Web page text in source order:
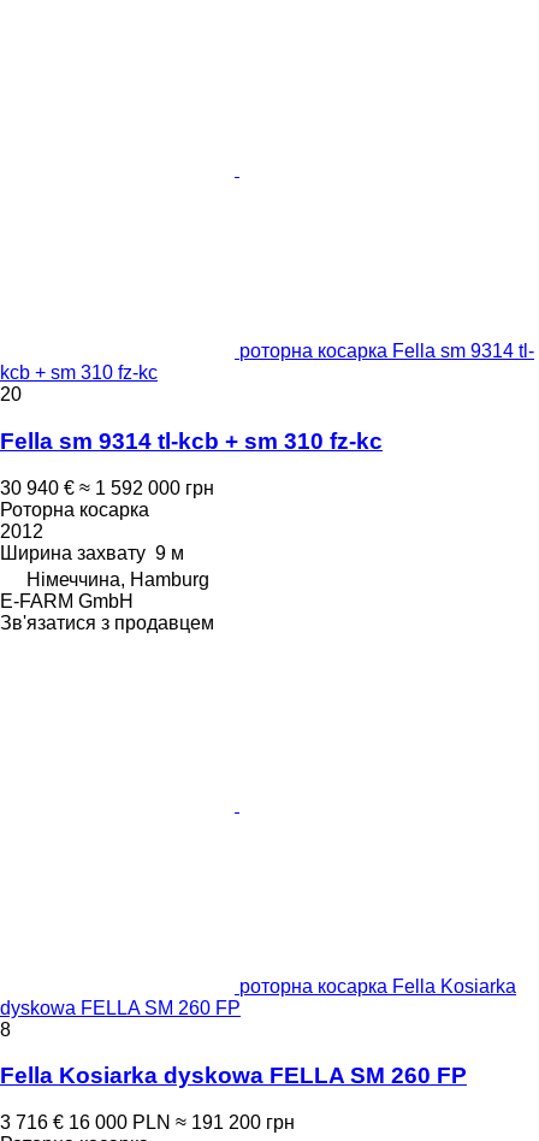
роторна косарка Fella sm 9314 tl-
kcb + sm 310 fz-kc
20
Fella sm 9314 tl-kcb + sm 310 fz-kc
30 940 € ≈ 1 592 000 грн
Роторна косарка
2012
Ширина захвату 9 м
Німеччина, Hamburg
E-FARM GmbH
Зв'язатися з продавцем
роторна косарка Fella Kosiarka
dyskowa FELLA SM 260 FP
8
Fella Kosiarka dyskowa FELLA SM 260 FP
3 716 € 16 000 PLN ≈ 191 200 грн